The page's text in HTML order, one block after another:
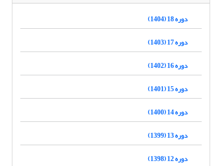
دوره 18 (1404)
دوره 17 (1403)
دوره 16 (1402)
دوره 15 (1401)
دوره 14 (1400)
دوره 13 (1399)
دوره 12 (1398)